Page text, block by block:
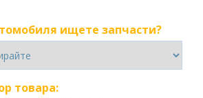
ищете запчасти?
товара: